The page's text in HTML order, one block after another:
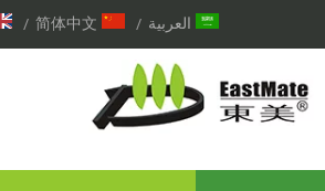
العربية /
简体中文
/